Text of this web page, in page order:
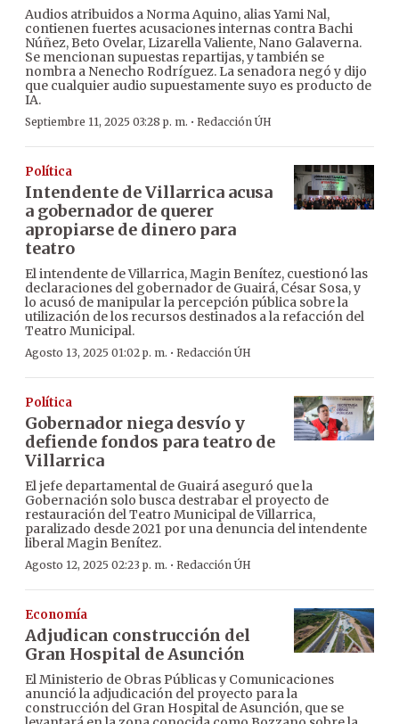
Audios atribuidos a Norma Aquino, alias Yami Nal,
contienen fuertes acusaciones internas contra Bachi
Núñez, Beto Ovelar, Lizarella Valiente, Nano Galaverna.
Se mencionan supuestas repartijas, y también se
nombra a Nenecho Rodríguez. La senadora negó y dijo
que cualquier audio supuestamente suyo es producto de
IA.
Septiembre 11, 2025 03:28 p. m. · Redacción ÚH
Política
Intendente de Villarrica acusa
a gobernador de querer
apropiarse de dinero para
teatro
El intendente de Villarrica, Magin Benítez, cuestionó las
declaraciones del gobernador de Guairá, César Sosa, y
lo acusó de manipular la percepción pública sobre la
utilización de los recursos destinados a la refacción del
Teatro Municipal.
Agosto 13, 2025 01:02 p. m. · Redacción ÚH
Política
Gobernador niega desvío y
defiende fondos para teatro de
Villarrica
El jefe departamental de Guairá aseguró que la
Gobernación solo busca destrabar el proyecto de
restauración del Teatro Municipal de Villarrica,
paralizado desde 2021 por una denuncia del intendente
liberal Magin Benítez.
Agosto 12, 2025 02:23 p. m. · Redacción ÚH
Economía
Adjudican construcción del
Gran Hospital de Asunción
El Ministerio de Obras Públicas y Comunicaciones
anunció la adjudicación del proyecto para la
construcción del Gran Hospital de Asunción, que se